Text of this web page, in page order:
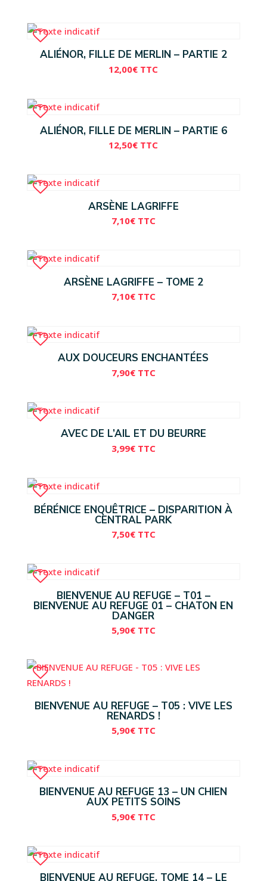
ALIÉNOR, FILLE DE MERLIN – PARTIE 2
12,00€ TTC
ALIÉNOR, FILLE DE MERLIN – PARTIE 6
12,50€ TTC
ARSÈNE LAGRIFFE
7,10€ TTC
ARSÈNE LAGRIFFE – TOME 2
7,10€ TTC
AUX DOUCEURS ENCHANTÉES
7,90€ TTC
AVEC DE L’AIL ET DU BEURRE
3,99€ TTC
BÉRÉNICE ENQUÊTRICE – DISPARITION À
CENTRAL PARK
7,50€ TTC
BIENVENUE AU REFUGE – T01 –
BIENVENUE AU REFUGE 01 – CHATON EN
DANGER
5,90€ TTC
BIENVENUE AU REFUGE – T05 : VIVE LES
RENARDS !
5,90€ TTC
BIENVENUE AU REFUGE 13 – UN CHIEN
AUX PETITS SOINS
5,90€ TTC
BIENVENUE AU REFUGE, TOME 14 – LE